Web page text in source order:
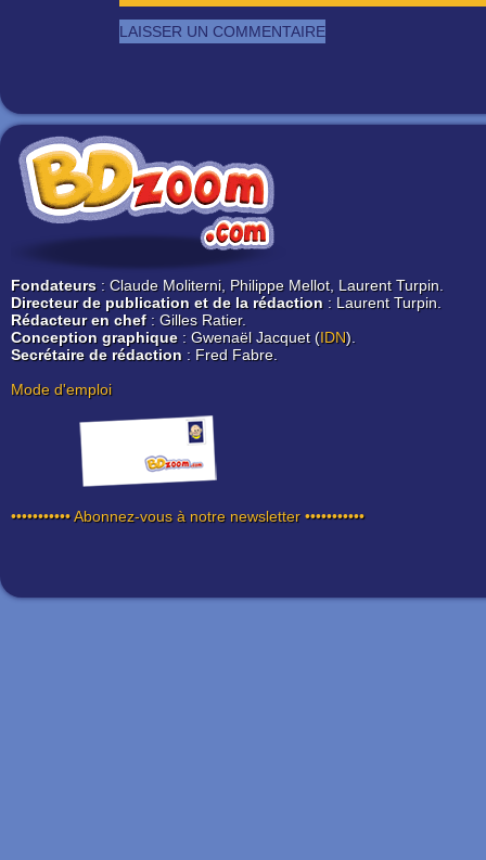
Fondateurs : Claude Moliterni, Philippe Mellot, Laurent Turpin.
Directeur de publication et de la rédaction : Laurent Turpin.
Rédacteur en chef: Gilles Ratier.
Conception graphique: Gwenaël Jacquet (IDN).
Secrétaire de rédaction : Fred Fabre.
Mode d'emploi
••••••••••• Abonnez-vous à notre newsletter •••••••••••